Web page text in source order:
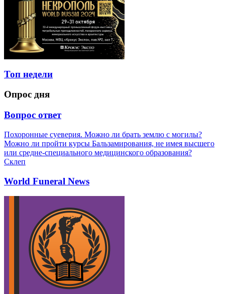
Топ недели
Опрос дня
Вопрос ответ
Похоронные суеверия. Можно ли брать землю с могилы?
Можно ли пройти курсы Бальзамирования, не имея высшего
или средне-специального медицинского образования?
Склеп
World Funeral News